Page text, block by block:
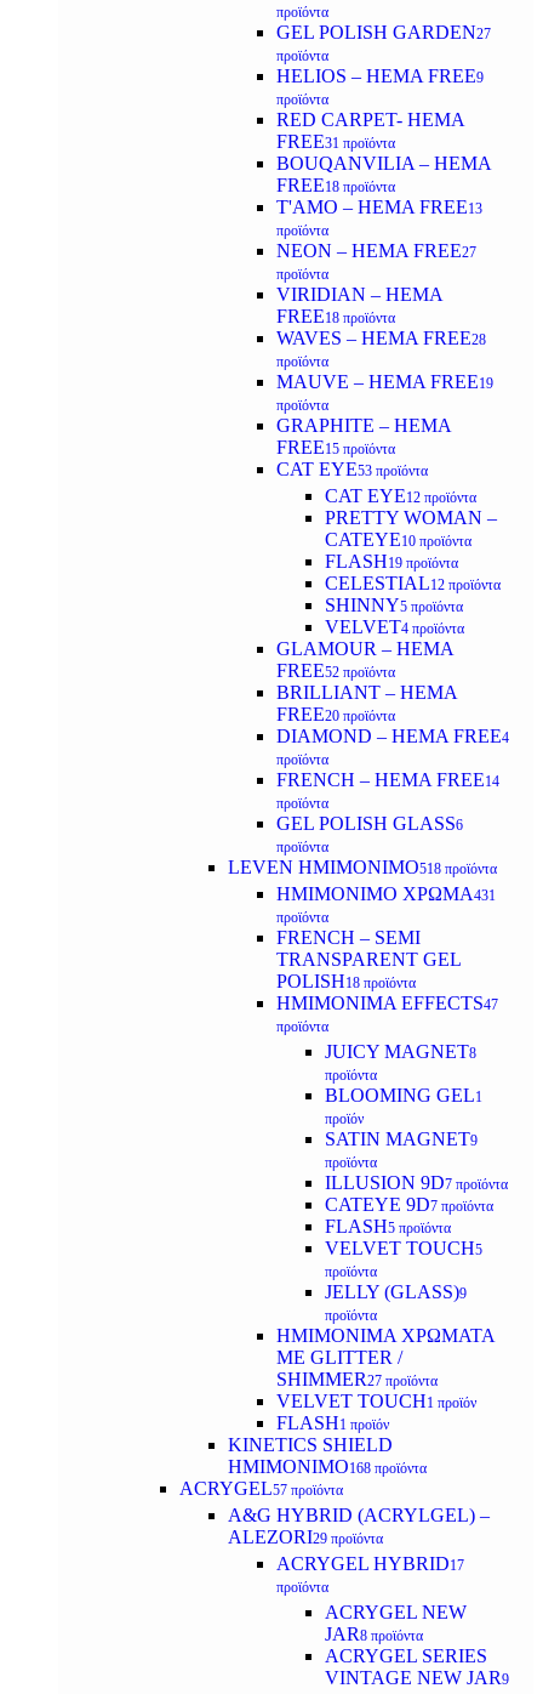
προϊόντα
GEL POLISH GARDEN27
προϊόντα
HELIOS – HEMA FREE9
προϊόντα
RED CARPET- HEMA
FREE31 προϊόντα
BOUQANVILIA – HEMA
FREE18 προϊόντα
T'AMO – HEMA FREE13
προϊόντα
NEON – HEMA FREE27
προϊόντα
VIRIDIAN – HEMA
FREE18 προϊόντα
WAVES – HEMA FREE28
προϊόντα
MAUVE – HEMA FREE19
προϊόντα
GRAPHITE – HEMA
FREE15 προϊόντα
CAT EYE53 προϊόντα
CAT EYE12 προϊόντα
PRETTY WOMAN –
CATEYE10 προϊόντα
FLASH19 προϊόντα
CELESTIAL12 προϊόντα
SHINNY5 προϊόντα
VELVET4 προϊόντα
GLAMOUR – HEMA
FREE52 προϊόντα
BRILLIANT – HEMA
FREE20 προϊόντα
DIAMOND – HEMA FREE4
προϊόντα
FRENCH – HEMA FREE14
προϊόντα
GEL POLISH GLASS6
προϊόντα
LEVEN ΗΜΙΜΟΝΙΜΟ518 προϊόντα
ΗΜΙΜΟΝΙΜΟ ΧΡΩΜΑ431
προϊόντα
FRENCH – SEMI
TRANSPARENT GEL
POLISH18 προϊόντα
HMIMONIMA EFFECTS47
προϊόντα
JUICY MAGNET8
προϊόντα
BLOOMING GEL1
προϊόν
SATIN MAGNET9
προϊόντα
ILLUSION 9D7 προϊόντα
CATEYE 9D7 προϊόντα
FLASH5 προϊόντα
VELVET TOUCH5
προϊόντα
JELLY (GLASS)9
προϊόντα
ΗΜΙΜΟΝΙΜA ΧΡΩΜΑΤΑ
ΜΕ GLITTER /
SHIMMER27 προϊόντα
VELVET TOUCH1 προϊόν
FLASH1 προϊόν
KINETICS SHIELD
ΗΜΙΜΟΝΙΜΟ168 προϊόντα
ACRYGEL57 προϊόντα
A&G HYBRID (ACRYLGEL) –
ALEZORI29 προϊόντα
ACRYGEL HYBRID17
προϊόντα
ACRYGEL NEW
JAR8 προϊόντα
ACRYGEL SERIES
VINTAGE NEW JAR9